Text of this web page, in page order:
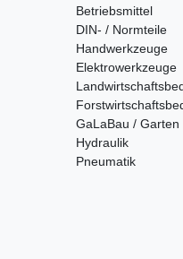
Betriebsmittel
DIN- / Normteile
Handwerkzeuge
Elektrowerkzeuge
GaLaBau / Garten
Hydraulik
Pneumatik